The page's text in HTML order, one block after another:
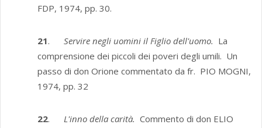
FDP, 1974, pp. 30.
21. Servire negli uomini il Figlio dell'uomo. La
comprensione dei piccoli dei poveri degli umili. Un
passo di don Orione commentato da fr. PIO MOGNI,
1974, pp. 32
22. L'inno della carità. Commento di don ELIO